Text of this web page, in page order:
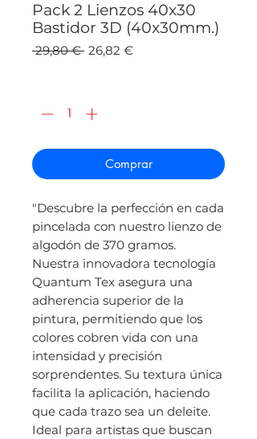
Pack 2 Lienzos 40x30
Bastidor 3D (40x30mm.)
29,80 € Precio
26,82 €Precio
Comprar
"Descubre la perfección en cada
pincelada con nuestro lienzo de
algodón de 370 gramos.
Nuestra innovadora tecnología
Quantum Tex asegura una
adherencia superior de la
pintura, permitiendo que los
colores cobren vida con una
intensidad y precisión
sorprendentes. Su textura única
facilita la aplicación, haciendo
que cada trazo sea un deleite.
Ideal para artistas que buscan